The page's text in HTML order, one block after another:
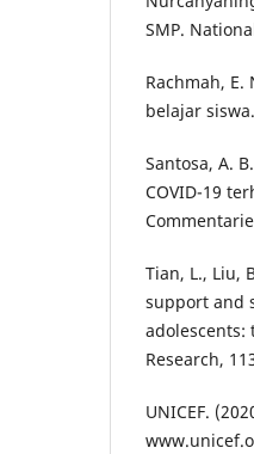
SMP.
Rachmah,
belajar
Santosa, A.
COVID-19
Tian, L., Liu,
support and
adolescents:
Research,
UNICEF.